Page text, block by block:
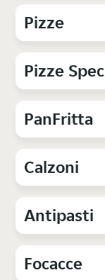
Pizze
Pizze
PanFritta
Calzoni
Antipasti
Focacce